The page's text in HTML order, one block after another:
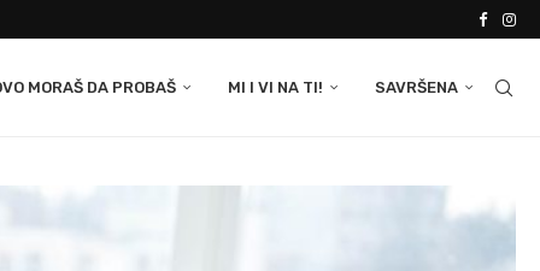
MORAŠ DA PROBAŠ MI I VI NA TI! SAVRŠENA